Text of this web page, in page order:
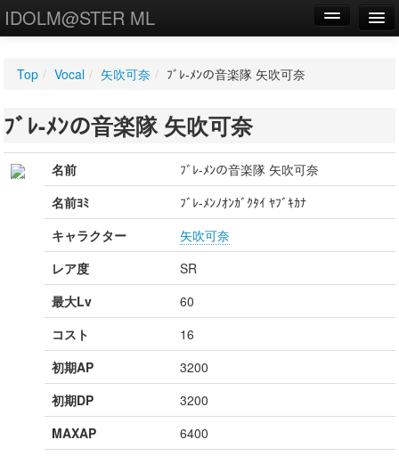
IDOLM@STER ML
WIKI
設定
Top / Vocal / 矢吹可奈 / ﾌﾞﾚ-ﾒﾝの音楽隊 矢吹可奈
ﾌﾞﾚ-ﾒﾝの音楽隊 矢吹可奈
名前
ﾌﾞﾚ-ﾒﾝの音楽隊 矢吹可奈
名前ﾖﾐ
ﾌﾞﾚ-ﾒﾝﾉｵﾝｶﾞｸﾀｲ ﾔﾌﾞｷｶﾅ
キャラクター
矢吹可奈
レア度
SR
最大Lv
60
コスト
16
初期AP
3200
初期DP
3200
MAXAP
6400